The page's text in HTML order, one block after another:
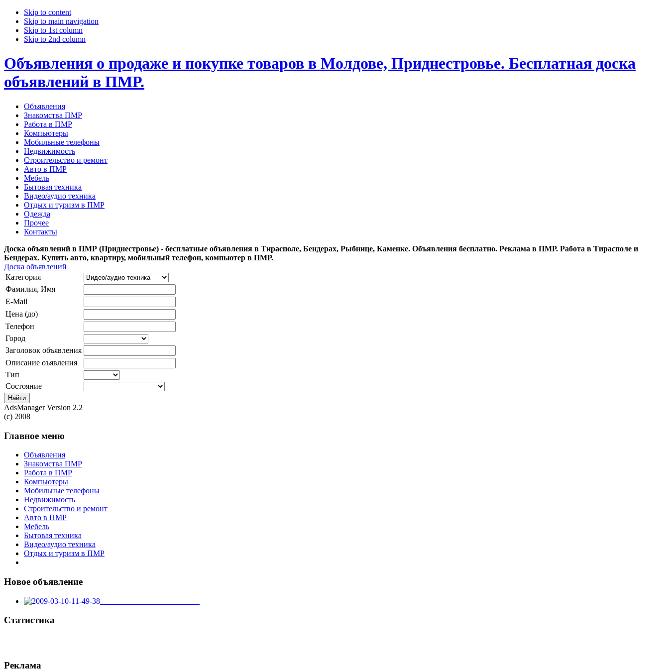
Skip to content
Skip to main navigation
Skip to 1st column
Skip to 2nd column
Объявления о продаже и покупке товаров в Молдове, Приднестровье. Бесплатная доска
объявлений в ПМР.
Объявления
Знакомства ПМР
Работа в ПМР
Компьютеры
Мобильные телефоны
Недвижимость
Строительство и ремонт
Авто в ПМР
Мебель
Бытовая техника
Видео/аудио техника
Отдых и туризм в ПМР
Одежда
Прочее
Контакты
Доска объявлений в ПМР (Приднестровье) - бесплатные объявления в Тирасполе, Бендерах, Рыбнице, Каменке. Объявления бесплатно. Реклама в ПМР. Работа в Тирасполе и
Бендерах. Купить авто, квартиру, мобильный телефон, компьютер в ПМР.
Доска объявлений
Категория
Фамилия, Имя
E-Mail
Цена (до)
Телефон
Город
Заголовок объявления
Описание оъявления
Тип
Состояние
AdsManager Version 2.2
(c) 2008
Главное меню
Объявления
Знакомства ПМР
Работа в ПМР
Компьютеры
Мобильные телефоны
Недвижимость
Строительство и ремонт
Авто в ПМР
Мебель
Бытовая техника
Видео/аудио техника
Отдых и туризм в ПМР
Новое объявление
Статистика
Реклама